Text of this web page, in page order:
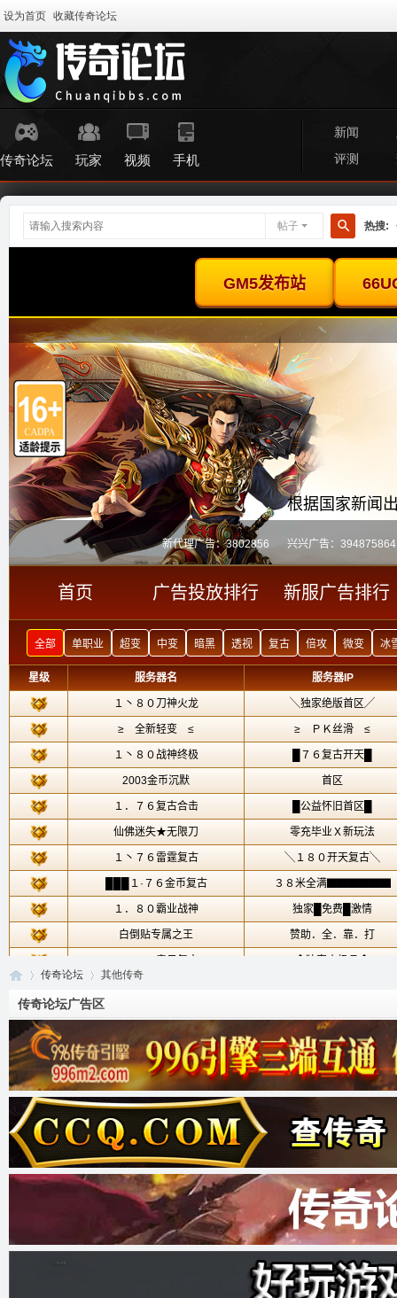
设为首页 收藏传奇论坛
传奇论坛 玩家 视频 手机
新闻
评测
帖子
搜
热搜:
传 »
传奇论坛
›
其他传奇
传奇论坛广告区